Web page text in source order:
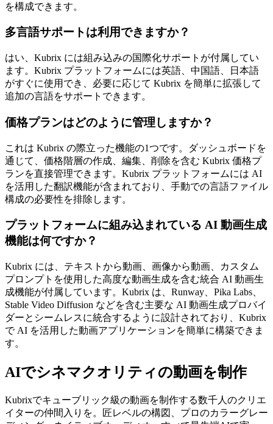
を構成できます。
多言語サポートは利用できますか？
はい、Kubrix には組み込みの国際化サポートが付属してい
ます。Kubrix プラットフォームには英語、中国語、日本語
がすぐに使用でき、必要に応じて Kubrix を簡単に拡張して
追加の言語をサポートできます。
価格プランはどのように管理しますか？
これは Kubrix の際立った機能の1つです。ダッシュボードを
通じて、価格階層の作成、編集、削除を含む Kubrix 価格プ
ランを直接管理できます。Kubrix プラットフォームには AI
を活用した翻訳機能が含まれており、手動での言語ファイル
構成の必要性を排除します。
プラットフォームに組み込まれている AI 動画生成
機能は何ですか？
Kubrix には、テキストから動画、画像から動画、カスタム
プロンプトを使用した高度な動画生成を含む統合 AI 動画生
成機能が付属しています。Kubrix は、Runway、Pika Labs、
Stable Video Diffusion などを含む主要な AI 動画生成プロバイ
ダーとシームレスに統合するように設計されており、Kubrix
で AI を活用した動画アプリケーションを簡単に構築できま
す。
AIでシネマクオリティの動画を制作
Kubrixでキューブリック級の動画を制作する数千人のクリエ
イターの仲間入りを。匠レベルの構図、プロのカラーグレー